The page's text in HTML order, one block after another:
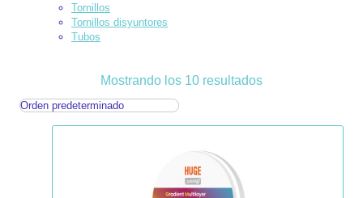
Tornillos
Tornillos disyuntores
Tubos
Mostrando los 10 resultados